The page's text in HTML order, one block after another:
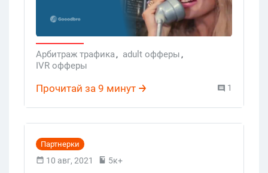
Арбитраж трафика, adult офферы,
IVR офферы
Прочитай за 9 минут 1
Партнерки
10 авг, 2021 5к+